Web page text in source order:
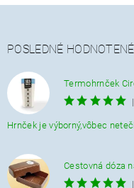
POSLEDNÉ
Termohrnček
|
Hrnček je výborný,vôbec
Cestovná dóza
|